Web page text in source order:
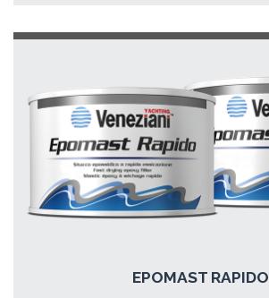
EPOMAST RAPIDO